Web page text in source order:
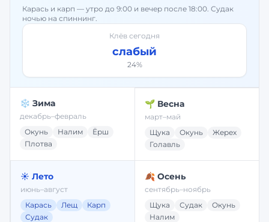
Карась и карп — утро до 9:00 и вечер после 18:00. Судак
ночью на спиннинг.
Клёв сегодня
слабый
24%
❄️ Зима
декабрь–февраль
Окунь
Налим
Ёрш
Плотва
🌱 Весна
март–май
Щука
Окунь
Жерех
Голавль
☀️ Лето
июнь–август
Карась
Лещ
Карп
Судак
🍂 Осень
сентябрь–ноябрь
Щука
Судак
Окунь
Налим